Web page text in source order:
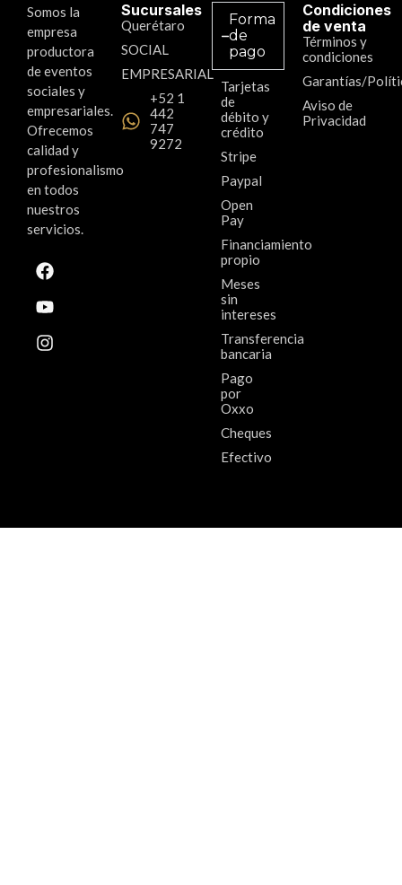
Somos la
empresa
productora
de eventos
sociales y
empresariales.
Ofrecemos
calidad y
profesionalismo
en todos
nuestros
servicios.
Sucursales
Querétaro
SOCIAL
EMPRESARIAL
+52 1
442
747
9272
Forma
de
pago
Tarjetas
de
débito y
crédito
Stripe
Paypal
Open
Pay
Financiamiento
propio
Meses
sin
intereses
Transferencia
bancaria
Pago
por
Oxxo
Cheques
Efectivo
Condiciones
de venta
Términos y
condiciones
Garantías/
Aviso de
Privacidad